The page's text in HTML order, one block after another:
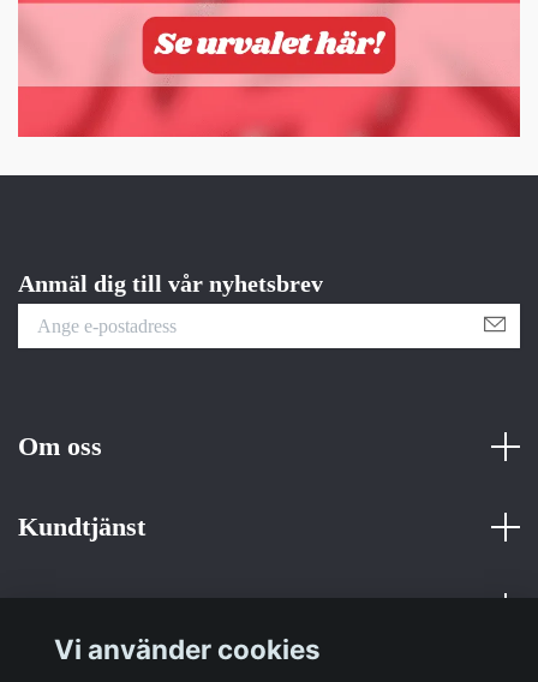
Anmäl dig till vår nyhetsbrev
Om oss
Kundtjänst
Vi använder cookies